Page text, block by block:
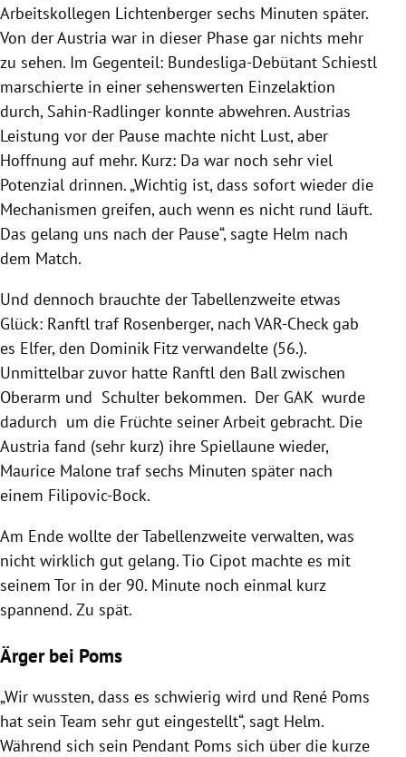
Arbeitskollegen Lichtenberger sechs Minuten später.
Von der Austria war in dieser Phase gar nichts mehr
zu sehen. Im Gegenteil: Bundesliga-Debütant Schiestl
marschierte in einer sehenswerten Einzelaktion
durch, Sahin-Radlinger konnte abwehren. Austrias
Leistung vor der Pause machte nicht Lust, aber
Hoffnung auf mehr. Kurz: Da war noch sehr viel
Potenzial drinnen. „Wichtig ist, dass sofort wieder die
Mechanismen greifen, auch wenn es nicht rund läuft.
Das gelang uns nach der Pause“, sagte Helm nach
dem Match.
Und dennoch brauchte der Tabellenzweite etwas
Glück: Ranftl traf Rosenberger, nach VAR-Check gab
es Elfer, den Dominik Fitz verwandelte (56.).
Unmittelbar zuvor hatte Ranftl den Ball zwischen
Oberarm und Schulter bekommen. Der GAK wurde
dadurch um die Früchte seiner Arbeit gebracht. Die
Austria fand (sehr kurz) ihre Spiellaune wieder,
Maurice Malone traf sechs Minuten später nach
einem Filipovic-Bock.
Am Ende wollte der Tabellenzweite verwalten, was
nicht wirklich gut gelang. Tio Cipot machte es mit
seinem Tor in der 90. Minute noch einmal kurz
spannend. Zu spät.
Ärger bei Poms
„Wir wussten, dass es schwierig wird und René Poms
hat sein Team sehr gut eingestellt“, sagt Helm.
Während sich sein Pendant Poms sich über die kurze